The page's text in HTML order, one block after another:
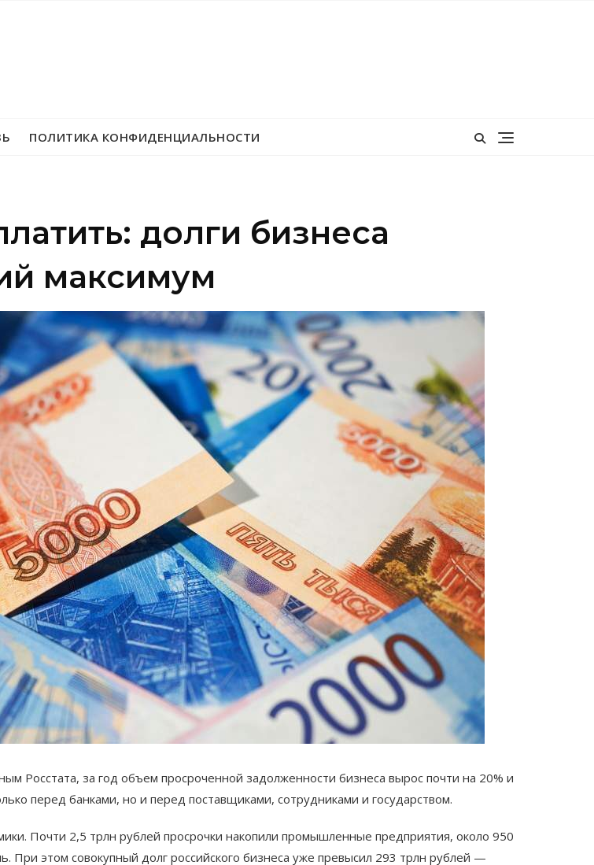
ПОЛИТИКА КОНФИДЕНЦИАЛЬНОСТИ
долги бизнеса
максимум
Росстата, за год объем просроченной задолженности бизнеса вырос почти на 20% и
перед банками, но и перед поставщиками, сотрудниками и государством.
Почти 2,5 трлн рублей просрочки накопили промышленные предприятия, около 950
этом совокупный долг российского бизнеса уже превысил 293 трлн рублей —